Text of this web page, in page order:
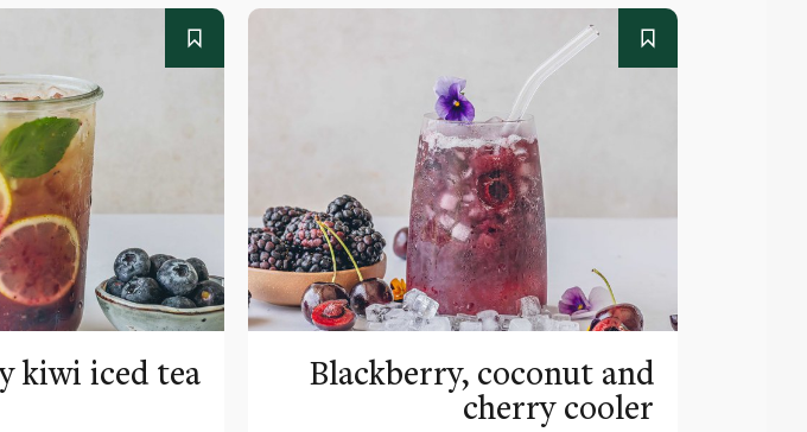
kiwi iced tea Blackberry, coconut and
cherry cooler